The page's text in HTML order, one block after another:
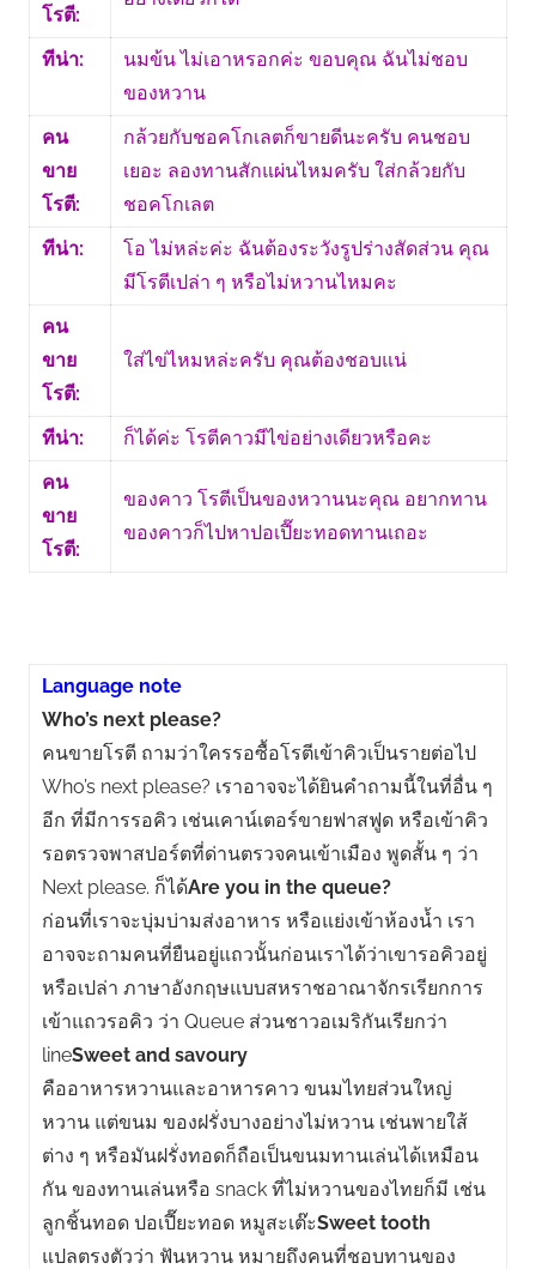
โรตี:
ทีน่า:
นมข้น ไม่เอาหรอกค่ะ ขอบคุณ ฉันไม่ชอบ
ของหวาน
คน
ขาย
โรตี:
กล้วยกับชอคโกเลตก็ขายดีนะครับ คนชอบ
เยอะ ลองทานสักแผ่นไหมครับ ใส่กล้วยกับ
ชอคโกเลต
ทีน่า:
โอ ไม่หล่ะค่ะ ฉันต้องระวังรูปร่างสัดส่วน คุณ
มีโรตีเปล่า ๆ หรือไม่หวานไหมคะ
คน
ขาย
โรตี:
ใส่ไข่ไหมหล่ะครับ คุณต้องชอบแน่
ทีน่า:
ก็ได้ค่ะ โรตีคาวมีไข่อย่างเดียวหรือคะ
คน
ขาย
โรตี:
ของคาว โรตีเป็นของหวานนะคุณ อยากทาน
ของคาวก็ไปหาปอเปี๊ยะทอดทานเถอะ
Language note
Who’s next please?
คนขายโรตี ถามว่าใครรอซื้อโรตีเข้าคิวเป็นรายต่อไป
Who’s next please? เราอาจจะได้ยินคำถามนี้ในที่อื่น ๆ
อีก ที่มีการรอคิว เช่นเคาน์เตอร์ขายฟาสฟูด หรือเข้าคิว
รอตรวจพาสปอร์ตที่ด่านตรวจคนเข้าเมือง พูดสั้น ๆ ว่า
Next please. ก็ได้Are you in the queue?
ก่อนที่เราจะบุ่มบ่ามส่งอาหาร หรือแย่งเข้าห้องน้ำ เรา
อาจจะถามคนที่ยืนอยู่แถวนั้นก่อนเราได้ว่าเขารอคิวอยู่
หรือเปล่า ภาษาอังกฤษแบบสหราชอาณาจักรเรียกการ
เข้าแถวรอคิว ว่า Queue ส่วนชาวอเมริกันเรียกว่า
lineSweet and savoury
คืออาหารหวานและอาหารคาว ขนมไทยส่วนใหญ่
หวาน แต่ขนม ของฝรั่งบางอย่างไม่หวาน เช่นพายใส้
ต่าง ๆ หรือมันฝรั่งทอดก็ถือเป็นขนมทานเล่นได้เหมือน
กัน ของทานเล่นหรือ snack ที่ไม่หวานของไทยก็มี เช่น
ลูกชิ้นทอด ปอเปี๊ยะทอด หมูสะเต๊ะSweet tooth
แปลตรงตัวว่า ฟันหวาน หมายถึงคนที่ชอบทานของ